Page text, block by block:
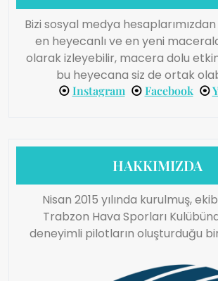
Bizi sosyal medya
en heyecanlı ve en yeni
olarak izleyebilir, macera dolu
bu heyecana siz de ortak
⦿Instagram ⦿Facebook⦿
HAKKIMIZDA
Nisan 2015 yılında kurulmuş,
Trabzon Hava Sporları
deneyimli pilotların oluşturduğu